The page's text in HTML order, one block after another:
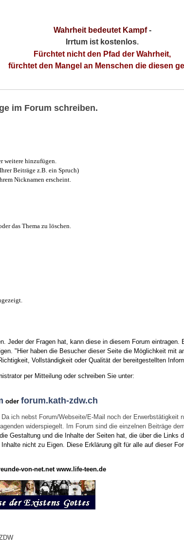
Wahrheit bedeutet Kampf-
Irrtum ist kostenlos.
Fürchtet nicht den Pfad der Wahrheit,
fürchtet den Mangel an Menschen die diesen
im Forum schreiben.
weitere hinzufügen.
Beiträge z.B. ein Spruch)
Nicknamen erscheint.
das Thema zu löschen.
Jeder der Fragen hat, kann diese in diesem Forum eintragen.
"Hier haben die Besucher dieser Seite die Möglichkeit mit
Vollständigkeit oder Qualität der bereitgestellten
per Mitteilung oder schreiben Sie unter:
oderforum.kath-zdw.ch
ich nebst Forum/Webseite/E-Mail noch der Erwerbstätigkeit
widerspiegelt. Im Forum sind die einzelnen Beiträge
Gestaltung und die Inhalte der Seiten hat, die über die Links
nicht zu Eigen. Diese Erklärung gilt für alle auf dieser
von-net.net www.life-teen.de